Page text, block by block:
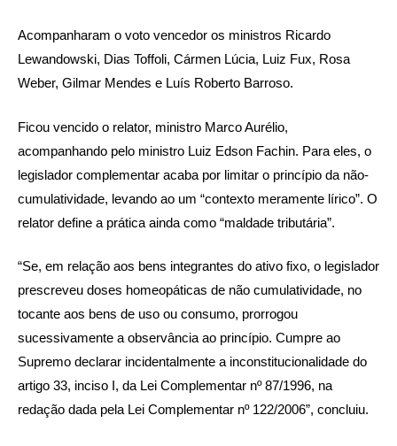
Acompanharam o voto vencedor os ministros Ricardo
Lewandowski, Dias Toffoli, Cármen Lúcia, Luiz Fux, Rosa
Weber, Gilmar Mendes e Luís Roberto Barroso.
Ficou vencido o relator, ministro Marco Aurélio,
acompanhando pelo ministro Luiz Edson Fachin. Para eles, o
legislador complementar acaba por limitar o princípio da não-
cumulatividade, levando ao um “contexto meramente lírico”. O
relator define a prática ainda como “maldade tributária”.
“Se, em relação aos bens integrantes do ativo fixo, o legislador
prescreveu doses homeopáticas de não cumulatividade, no
tocante aos bens de uso ou consumo, prorrogou
sucessivamente a observância ao princípio. Cumpre ao
Supremo declarar incidentalmente a inconstitucionalidade do
artigo 33, inciso I, da Lei Complementar nº 87/1996, na
redação dada pela Lei Complementar nº 122/2006”, concluiu.